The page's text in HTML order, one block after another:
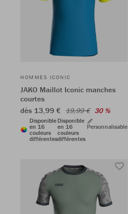
HOMMES ICONIC
JAKO Maillot Iconic manches
courtes
dès 13,99 € 19,99 € 30 %
Disponible
en 16
couleurs
différentes
Disponible
en 16
couleurs
différentes
Personnalisable